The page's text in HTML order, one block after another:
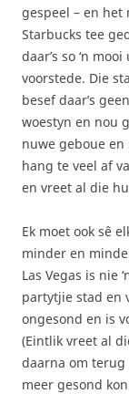
gespeel – en het
Starbucks tee
daar’s so ‘n
voorstede. Die
besef daar’s
woestyn en nou
nuwe geboue
hang te veel af
en vreet al die
Ek moet ook sê
minder en
Las Vegas is nie
partytjie stad en
ongesond en is
(Eintlik vreet al
daarna om terug
meer gesond